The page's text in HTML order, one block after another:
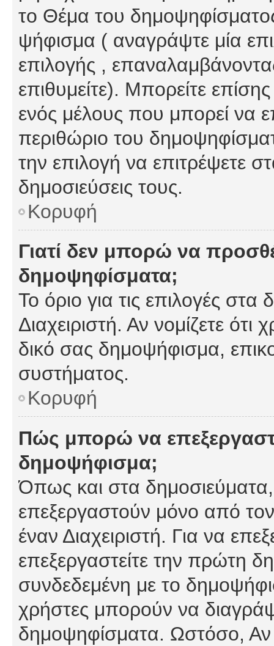
το Θέμα του
ψήφισμα ( αναγράψτε μία
επιλογής ,
επιθυμείτε). Μπορείτε
ενός μέλους που μπορεί να
περιθώριο του
την επιλογή να επιτρέψετε
δημοσιεύσεις τους.
Κορυφή
Γιατί δεν μπορώ να
δημοψηφίσματα;
Το όριο για τις επιλογές
Διαχειριστή. Αν νομίζετε ότι
δικό σας δημοψήφισμα,
συστήματος.
Κορυφή
Πώς μπορώ να
δημοψήφισμα;
Όπως και στα
επεξεργαστούν μόνο από
έναν Διαχειριστή. Για να
επεξεργαστείτε την πρώτη
συνδεδεμένη με το
χρήστες μπορούν να
δημοψηφίσματα. Ωστόσο, Αν